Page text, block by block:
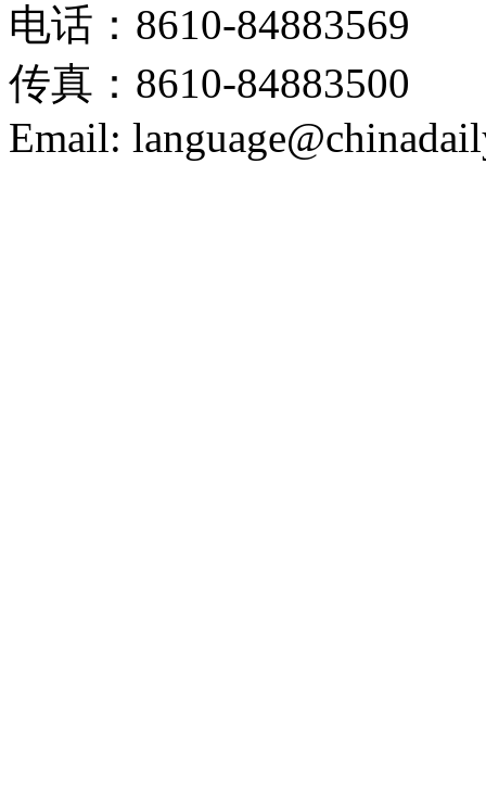
电话：8610-84883569
传真：8610-84883500
Email: